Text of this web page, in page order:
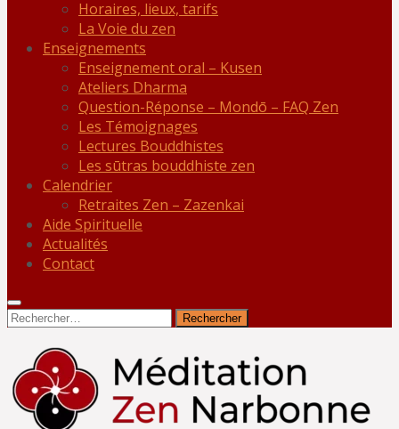
Horaires, lieux, tarifs
La Voie du zen
Enseignements
Enseignement oral – Kusen
Ateliers Dharma
Question-Réponse – Mondō – FAQ Zen
Les Témoignages
Lectures Bouddhistes
Les sūtras bouddhiste zen
Calendrier
Retraites Zen – Zazenkai
Aide Spirituelle
Actualités
Contact
Rechercher :